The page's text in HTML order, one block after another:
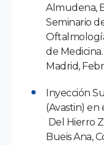
Almudena,
Seminario
de
Madrid,
Inyección
(Avastin)
Del Hierro
Bueis Ana,